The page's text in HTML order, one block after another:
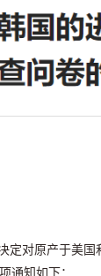
对原产于美
通知如下：